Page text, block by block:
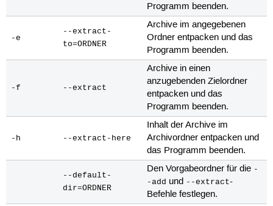
Programm beenden.
-e
--extract-
to=ORDNER
Archive im angegebenen
Ordner entpacken und das
Programm beenden.
-f --extract
Archive in einen
anzugebenden Zielordner
entpacken und das
Programm beenden.
-h --extract-here
Inhalt der Archive im
Archivordner entpacken und
das Programm beenden.
--default-
dir=ORDNER
Den Vorgabeordner für die -
-add und --extract-
Befehle festlegen.